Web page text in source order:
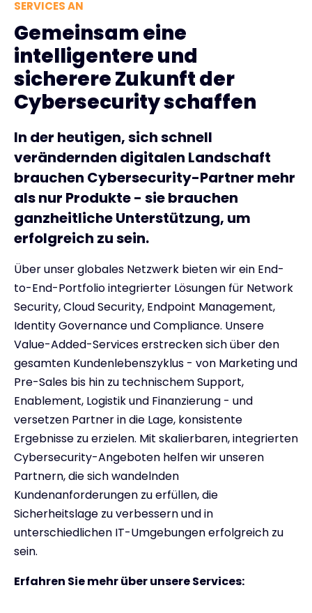
SERVICES AN
Gemeinsam eine
intelligentere und
sicherere Zukunft der
Cybersecurity schaffen
In der heutigen, sich schnell
verändernden digitalen Landschaft
brauchen Cybersecurity-Partner mehr
als nur Produkte - sie brauchen
ganzheitliche Unterstützung, um
erfolgreich zu sein.
Über unser globales Netzwerk bieten wir ein End-
to-End-Portfolio integrierter Lösungen für Network
Security, Cloud Security, Endpoint Management,
Identity Governance und Compliance. Unsere
Value-Added-Services erstrecken sich über den
gesamten Kundenlebenszyklus - von Marketing und
Pre-Sales bis hin zu technischem Support,
Enablement, Logistik und Finanzierung - und
versetzen Partner in die Lage, konsistente
Ergebnisse zu erzielen. Mit skalierbaren, integrierten
Cybersecurity-Angeboten helfen wir unseren
Partnern, die sich wandelnden
Kundenanforderungen zu erfüllen, die
Sicherheitslage zu verbessern und in
unterschiedlichen IT-Umgebungen erfolgreich zu
sein.
Erfahren Sie mehr über unsere Services: